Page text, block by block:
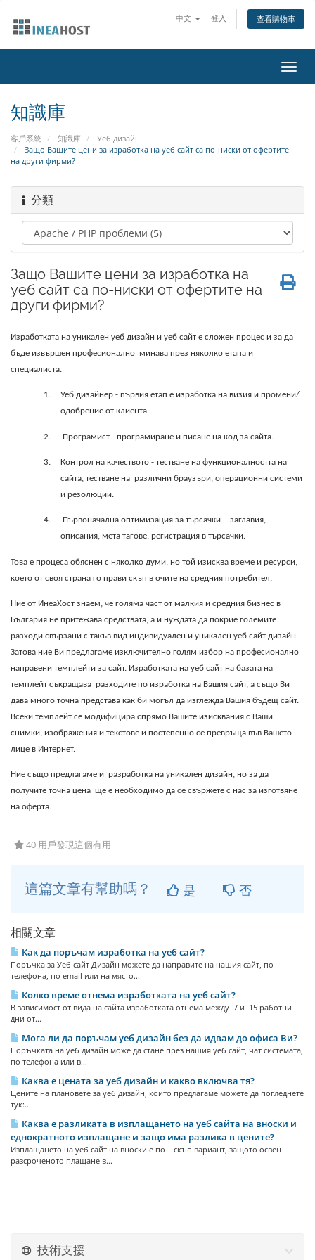
中文 登入 查看購物車
切
換
知識庫
客戶系統 知識庫
Уеб дизайн
Защо Вашите цени за изработка на уеб сайт са по-ниски от офертите
на други фирми?
分類
Защо Вашите цени за изработка на
уеб сайт са по-ниски от офертите на
други фирми?
Изработката на уникален уеб дизайн и уеб сайт е сложен процес и за да
бъде извършен професионално минава през няколко етапа и
специалиста.
1.
Уеб дизайнер - първия етап е изработка на визия и промени/
одобрение от клиента.
2. Програмист - програмиране и писане на код за сайта.
3.
Контрол на качеството - тестване на функционалността на
сайта, тестване на различни браузъри, операционни системи
и резолюции.
4. Първоначална оптимизация за търсачки - заглавия,
описания, мета тагове, регистрация в търсачки.
Това е процеса обяснен с няколко думи, но той изисква време и ресурси,
което от своя страна го прави скъп в очите на средния потребител.
Ние от ИнеаХост знаем, че голяма част от малкия и средния бизнес в
България не притежава средствата, а и нуждата да покрие големите
разходи свързани с такъв вид индивидуален и уникален уеб сайт дизайн.
Затова ние Ви предлагаме изключително голям избор на професионално
направени темплейти за сайт. Изработката на уеб сайт на базата на
темплейт съкращава разходите по изработка на Вашия сайт, а също Ви
дава много точна представа как би могъл да изглежда Вашия бъдещ сайт.
Всеки темплейт се модифицира спрямо Вашите изисквания с Ваши
снимки, изображения и текстове и постепенно се превръща във Вашето
лице в Интернет.
Ние също предлагаме и разработка на уникален дизайн, но за да
получите точна цена ще е необходимо да се свържете с нас за изготвяне
на оферта.
40 用戶發現這個有用
這篇文章有幫助嗎？ 是 否
相關文章
Как да поръчам изработка на уеб сайт?
Поръчка за Уеб сайт Дизайн можете да направите на нашия сайт, по
телефона, по email или на място...
Колко време отнема изработката на уеб сайт?
В зависимост от вида на сайта изработката отнема между 7 и 15 работни
дни от...
Мога ли да поръчам уеб дизайн без да идвам до офиса Ви?
Поръчката на уеб дизайн може да стане през нашия уеб сайт, чат системата,
по телефона или в...
Каква е цената за уеб дизайн и какво включва тя?
Цените на плановете за уеб дизайн, които предлагаме можете да погледнете
тук:...
Каква е разликата в изплащането на уеб сайта на вноски и
еднократното изплащане и защо има разлика в цените?
Изплащането на уеб сайт на вноски е по – скъп вариант, защото освен
разсроченото плащане в...
技術支援